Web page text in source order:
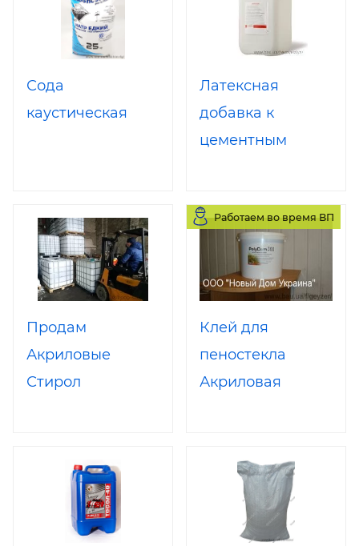
Сода
каустическая
Латексная
добавка к
цементным
Продам
Акриловые
Стирол
мпт 0 сырье для
Работаем во время ВП
Клей для
пеностекла
Акриловая
приклеивания
пеностекла